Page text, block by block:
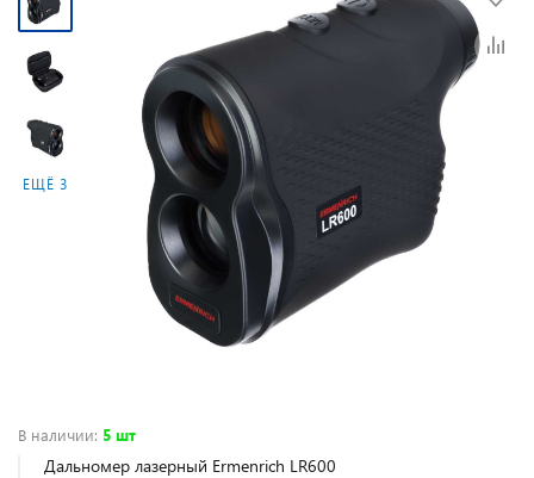
ЕЩЁ 3
В наличии: 5 шт
Дальномер лазерный Ermenrich LR600